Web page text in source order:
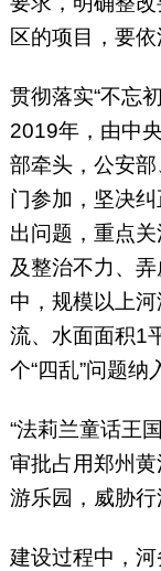
区的项目，要依
贯彻落实“不忘
2019年，由中
部牵头，公安
门参加，坚决
出问题，重点
及整治不力、弄
中，规模以上
流、水面面积1
个“四乱”问题纳
“法莉兰童话王
审批占用郑州
游乐园，威胁行
建设过程中，